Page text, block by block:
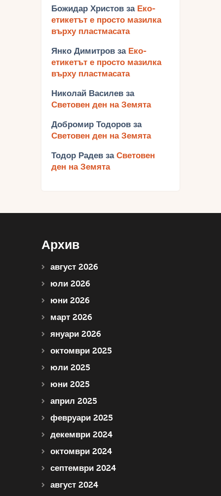
Божидар Христов за Еко-
етикетът е просто мазилка
върху пластмасата
Янко Димитров за Еко-
етикетът е просто мазилка
върху пластмасата
Николай Василев за
Световен ден на Земята
Добромир Тодоров за
Световен ден на Земята
Тодор Радев за Световен
ден на Земята
Архив
август 2026
юли 2026
юни 2026
март 2026
януари 2026
октомври 2025
юли 2025
юни 2025
април 2025
февруари 2025
декември 2024
октомври 2024
септември 2024
август 2024